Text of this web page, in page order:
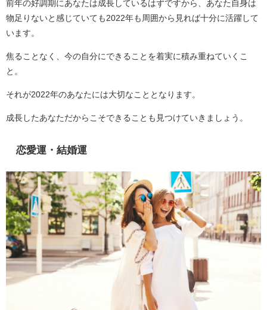
前年の好調期にあなたは成長しているはずですから、あなた自身は
物足りないと感じていても2022年も周囲から見れば十分に活躍して
います。
焦ることなく、今の自分にできることを着実に積み重ねていくこ
と。
それが2022年のあなたには大切なこととなります。
成長したあなただからこそできることも見つけていきましょう。
恋愛運・結婚運